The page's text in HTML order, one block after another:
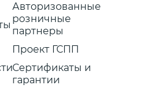
Авторизованные
розничные
партнеры
Проект ГСПП
Сертификаты и
гарантии